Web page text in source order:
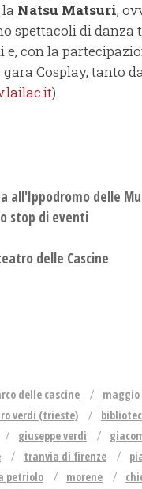
Natsu Matsuri,
spettacoli di danza
con la
Cosplay, tanto
).
all'Ippodromo delle
stop di eventi
delle Cascine
delle cascine
verdi (trieste)
giuseppe verdi
tranvia di firenze
petriolo morene